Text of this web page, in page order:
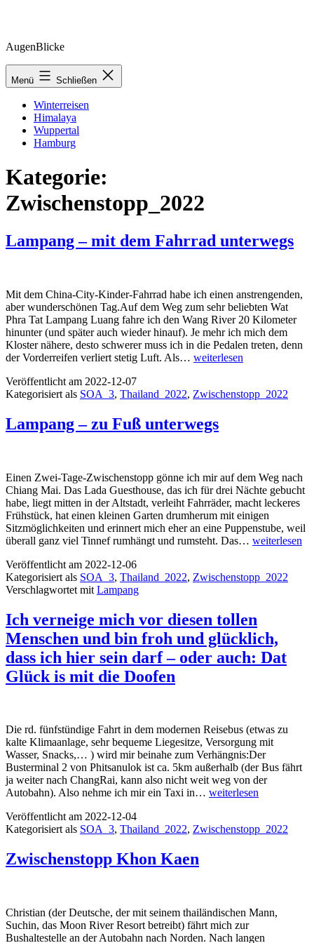
Zum
springen
AugenBlicke
Menü Schließen
Winterreisen
Himalaya
Wuppertal
Hamburg
Kategorie:
Zwischenstopp_2022
Lampang – mit dem Fahrrad unterwegs
Mit dem China-City-Kinder-Fahrrad habe ich einen anstrengenden,
aber wunderschönen Tag.Auf dem Weg zum sehr beliebten Wat
Phra Tat Lampang Luang fahre ich den Wang River 20 Kilometer
hinunter (und später auch wieder hinauf). Je mehr ich mich dem
Kloster nähere, desto schwerer muss ich in die Pedalen treten, denn
der Vorderreifen verliert stetig Luft. Als… Lampang
dem
unterwegs
weiterlesen
Veröffentlicht am 2022-12-07
Kategorisiert als SOA_3, Thailand_2022, Zwischenstopp_2022
Lampang – zu Fuß unterwegs
Einen Zwei-Tage-Zwischenstopp gönne ich mir auf dem Weg nach
Chiang Mai. Das Lada Guesthouse, das ich für drei Nächte gebucht
habe, liegt mitten in der Altstadt, verleiht Fahrräder, macht leckeres
Frühstück, hat einen kleinen Garten drumherum mit einigen
Sitzmöglichkeiten und erinnert mich eher an eine Puppenstube, weil
überall ganz viel Tinnef rumhängt und rumsteht. Das… Lampang
Fuß
weiterlesen
Veröffentlicht am 2022-12-06
Kategorisiert als SOA_3, Thailand_2022, Zwischenstopp_2022
Verschlagwortet mit Lampang
Ich verneige mich vor diesen tollen
Menschen und bin froh und glücklich,
dass ich hier sein darf – oder auch: Dat
Glück is mit die Doofen
Die rd. fünfstündige Fahrt in dem modernen Reisebus (etwas zu
kalte Klimaanlage, sehr bequeme Liegesitze, Versorgung mit
Wasser, Snacks,… ) wird mir beinahe zum Verhängnis:Der
Busterminal 2 von Phitsanulok ist ca. 5km außerhalb (der Bus fährt
ja weiter nach ChangRai, kann also nicht weit weg von der
Autobahn). Also nehme ich mir ein Taxi in… Ich
vor
froh
und
glücklich,
weiterlesen
Veröffentlicht am 2022-12-04
Kategorisiert als SOA_3, Thailand_2022, Zwischenstopp_2022
Zwischenstopp Khon Kaen
Christian (der Deutsche, der mit seinem thailändischen Mann,
Suchin, das Moon River Resort betreibt) fährt mich zur
Bushaltestelle an der Autobahn nach Norden. Nach langen